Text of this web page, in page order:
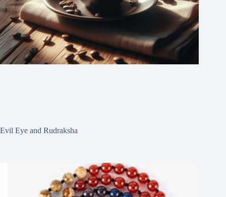
Evil Eye and Rudraksha